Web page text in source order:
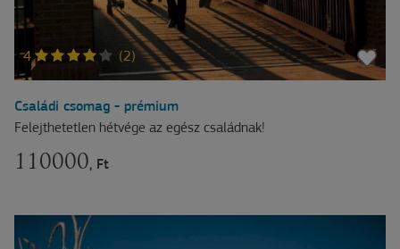
4 (2)
Családi csomag - prémium
Felejthetetlen hétvége az egész családnak!
110000, Ft